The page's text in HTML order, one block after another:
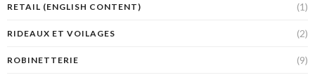
RETAIL (ENGLISH CONTENT) (1)
RIDEAUX ET VOILAGES (2)
ROBINETTERIE (9)